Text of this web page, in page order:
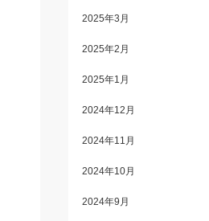
2025年3月
2025年2月
2025年1月
2024年12月
2024年11月
2024年10月
2024年9月